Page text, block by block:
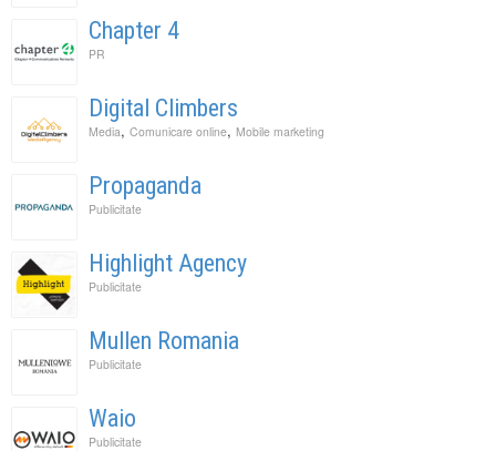
Chapter 4
PR
Digital Climbers
Media, Comunicare online, Mobile marketing
Propaganda
Publicitate
Highlight Agency
Publicitate
Mullen Romania
Publicitate
Waio
Publicitate